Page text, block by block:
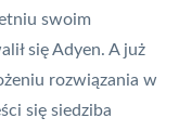
swoim
się Adyen. A już
rozwiązania w
się siedziba